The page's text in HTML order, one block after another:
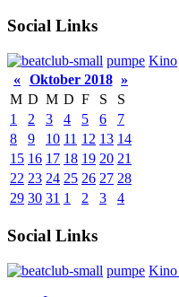
Social Links
pumpe Kino
« Oktober 2018 »
M D M D F S
S
1
2 3 4 5 6
7
8
9 10 11 12 13 14
15 16 17 18 19 20 21
22 23 24 25 26 27 28
29 30 31 1 2 3 4
Social Links
pumpe Kino